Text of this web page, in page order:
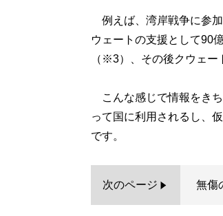
例えば、湾岸戦争に参
ウェートの支援として90
（※3）、その後クウェー
こんな感じで情報をきち
って国に利用されるし、
です。
次のページ 無傷